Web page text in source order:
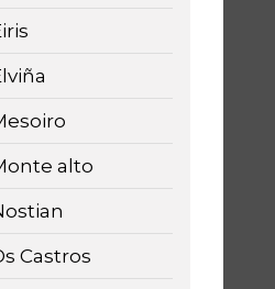
alto
Castros